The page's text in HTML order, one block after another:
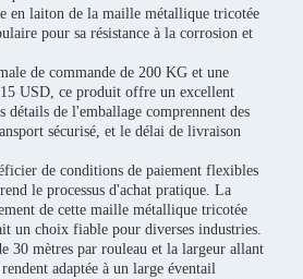
en laiton de la maille métallique tricotée
pour sa résistance à la corrosion et
de commande de 200 KG et une
USD, ce produit offre un excellent
de l'emballage comprennent des
sécurisé, et le délai de livraison
de conditions de paiement flexibles
le processus d'achat pratique. La
de cette maille métallique tricotée
un choix fiable pour diverses industries.
30 mètres par rouleau et la largeur allant
adaptée à un large éventail